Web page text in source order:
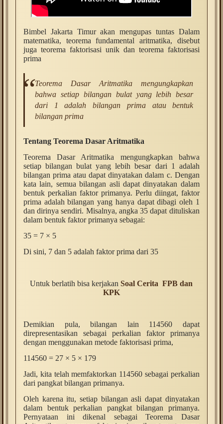
Bimbel Jakarta Timur akan mengupas tuntas Dalam
matematika, teorema fundamental aritmatika, disebut
juga teorema faktorisasi unik dan teorema faktorisasi
prima
Teorema Dasar Aritmatika mengungkapkan
bahwa setiap bilangan bulat yang lebih besar
dari 1 adalah bilangan prima atau bentuk
bilangan prima
Tentang Teorema Dasar Aritmatika
Teorema Dasar Aritmatika mengungkapkan bahwa
setiap bilangan bulat yang lebih besar dari 1 adalah
bilangan prima atau dapat dinyatakan dalam c. Dengan
kata lain, semua bilangan asli dapat dinyatakan dalam
bentuk perkalian faktor primanya. Perlu diingat, faktor
prima adalah bilangan yang hanya dapat dibagi oleh 1
dan dirinya sendiri. Misalnya, angka 35 dapat dituliskan
dalam bentuk faktor primanya sebagai:
35 = 7 × 5
Di sini, 7 dan 5 adalah faktor prima dari 35
Untuk berlatih bisa kerjakanSoal Cerita FPB dan
KPK
Demikian pula, bilangan lain 114560 dapat
direpresentasikan sebagai perkalian faktor primanya
dengan menggunakan metode faktorisasi prima,
114560 = 27 × 5 × 179
Jadi, kita telah memfaktorkan 114560 sebagai perkalian
dari pangkat bilangan primanya.
Oleh karena itu, setiap bilangan asli dapat dinyatakan
dalam bentuk perkalian pangkat bilangan primanya.
Pernyataan ini dikenal sebagai Teorema Dasar